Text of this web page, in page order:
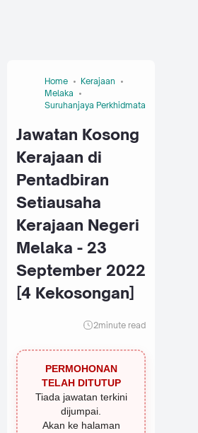
Home
Kerajaan
Melaka
Suruhanjaya Perkhidmatan Awam
Jawatan Kosong
Kerajaan di
Pentadbiran
Setiausaha
Kerajaan Negeri
Melaka - 23
September 2022
[4 Kekosongan]
2minute read
PERMOHONAN
TELAH DITUTUP
Tiada jawatan terkini
dijumpai.
Akan ke halaman